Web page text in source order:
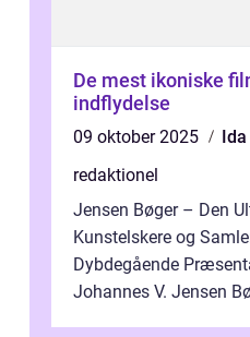
De mest ikoniske
indflydelse
09 oktober 2025
redaktionel
Jensen Bøger – Den
Kunstelskere og
Dybdegående
Johannes V. Jensen